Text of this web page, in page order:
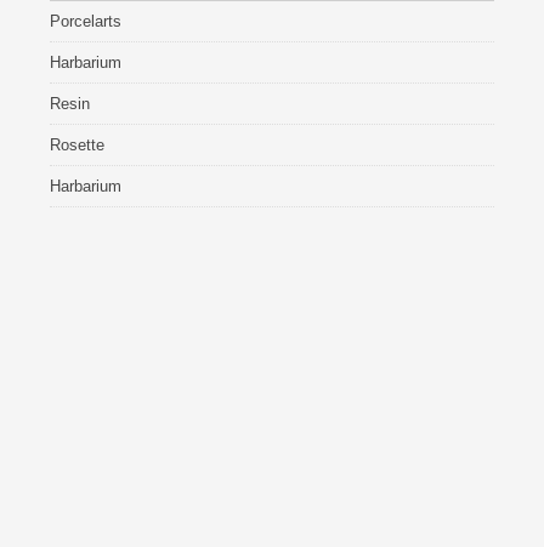
Porcelarts
Harbarium
Resin
Rosette
Harbarium